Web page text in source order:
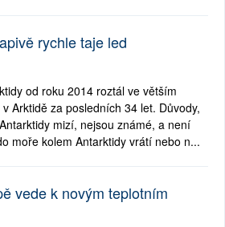
rychle taje led
od roku 2014 roztál ve větším
Arktidě za posledních 34 let. Důvody,
mizí, nejsou známé, a není
moře kolem Antarktidy vrátí nebo n...
vede k novým teplotním